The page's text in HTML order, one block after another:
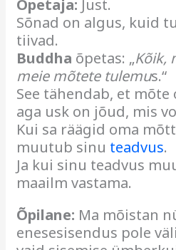
Õpetaja: Just.
Sõnad on algus, kuid
tiivad.
Buddha õpetas: „Kõik,
meie mõtete tulemus.“
See tähendab, et
aga usk on jõud, mis
Kui sa räägid oma
muutub sinu teadvus.
Ja kui sinu teadvus
maailm vastama.
Õpilane: Ma mõistan
enesesisendus pole